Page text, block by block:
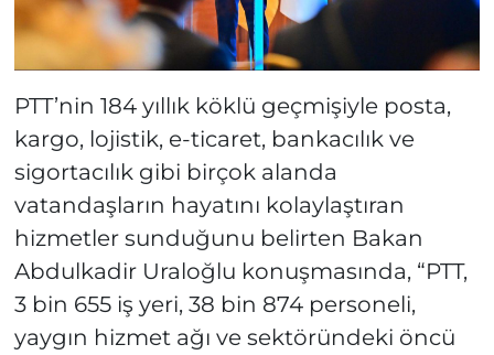
PTT’nin 184 yıllık köklü geçmişiyle posta,
kargo, lojistik, e-ticaret, bankacılık ve
sigortacılık gibi birçok alanda
vatandaşların hayatını kolaylaştıran
hizmetler sunduğunu belirten Bakan
Abdulkadir Uraloğlu konuşmasında, “PTT,
3 bin 655 iş yeri, 38 bin 874 personeli,
yaygın hizmet ağı ve sektöründeki öncü